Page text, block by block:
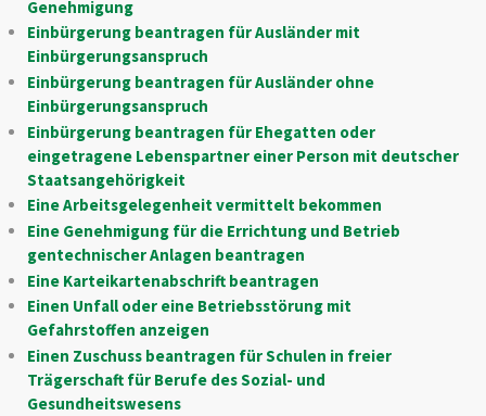
Genehmigung
Einbürgerung beantragen für Ausländer mit
Einbürgerungsanspruch
Einbürgerung beantragen für Ausländer ohne
Einbürgerungsanspruch
Einbürgerung beantragen für Ehegatten oder
eingetragene Lebenspartner einer Person mit deutscher
Staatsangehörigkeit
Eine Arbeitsgelegenheit vermittelt bekommen
Eine Genehmigung für die Errichtung und Betrieb
gentechnischer Anlagen beantragen
Eine Karteikartenabschrift beantragen
Einen Unfall oder eine Betriebsstörung mit
Gefahrstoffen anzeigen
Einen Zuschuss beantragen für Schulen in freier
Trägerschaft für Berufe des Sozial- und
Gesundheitswesens